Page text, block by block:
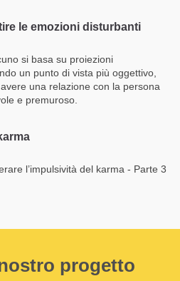
le emozioni disturbanti
si basa su proiezioni
un punto di vista più oggettivo,
una relazione con la persona
e premuroso.
l’impulsività del karma - Parte 3
progetto